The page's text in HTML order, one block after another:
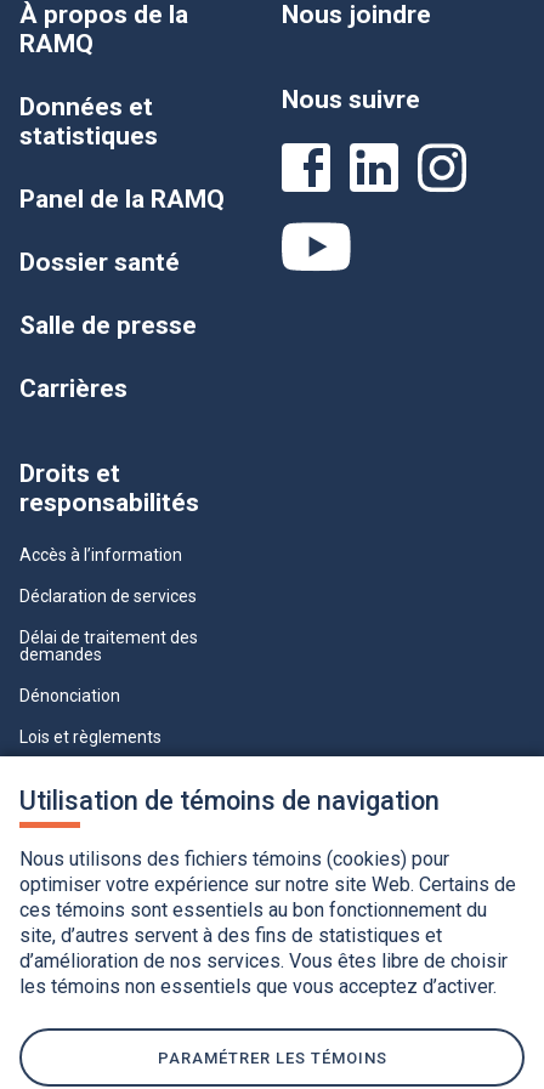
Utilisation de témoins de navigation
Nous utilisons des fichiers témoins (cookies) pour
optimiser votre expérience sur notre site Web. Certains de
ces témoins sont essentiels au bon fonctionnement du
site, d’autres servent à des fins de statistiques et
d’amélioration de nos services. Vous êtes libre de choisir
les témoins non essentiels que vous acceptez d’activer.
PARAMÉTRER LES TÉMOINS
À propos de la
RAMQ
Données et
statistiques
Panel de la RAMQ
Dossier santé
Salle de presse
Carrières
Droits et
responsabilités
Accès à l’information
Déclaration de services
Délai de traitement des
demandes
Dénonciation
Lois et règlements
professionnelle
Nous joindre
Nous suivre
Accessibilité
Application de la Charte de la langue française
Politique de confidentialité
Québec.ca
Ce